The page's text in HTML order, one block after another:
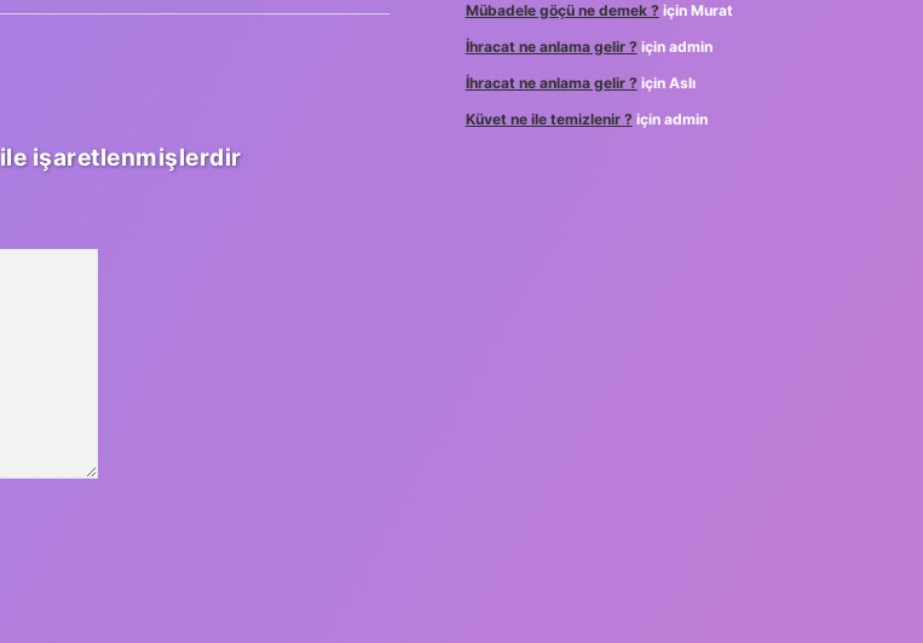
ile işaretlenmişlerdir
Mübadele göçü ne demek ? için Murat
İhracat ne anlama gelir ? için admin
İhracat ne anlama gelir ? için Aslı
Küvet ne ile temizlenir ? için admin